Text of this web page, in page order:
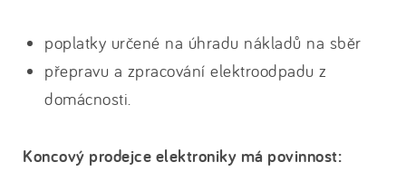
poplatky určené na úhradu nákladů na sběr
přepravu a zpracování elektroodpadu z
domácnosti.
Koncový prodejce elektroniky má povinnost: